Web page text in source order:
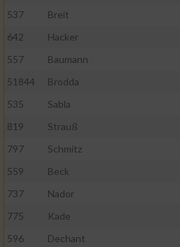
537
Breit
642
Hacker
557
Baumann
51844
Brodda
535
Sabla
819
Strauß
797
Schmitz
559
Beck
737
Nador
775
Kade
596
Dechant